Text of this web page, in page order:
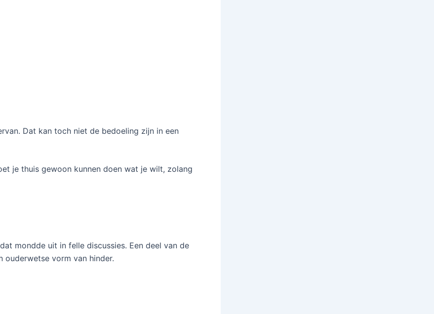
Dat kan toch niet de bedoeling zijn in een
je thuis gewoon kunnen doen wat je wilt, zolang
mondde uit in felle discussies. Een deel van de
ouderwetse vorm van hinder.